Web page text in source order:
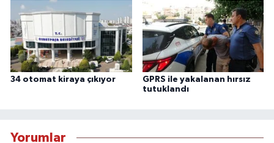
34 otomat kiraya çıkıyor
GPRS ile yakalanan hırsız
tutuklandı
Yorumlar